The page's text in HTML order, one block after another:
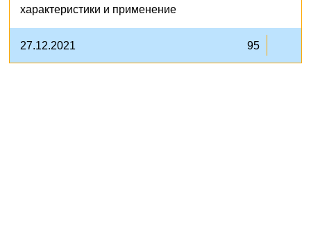
характеристики и применение
27.12.2021 95